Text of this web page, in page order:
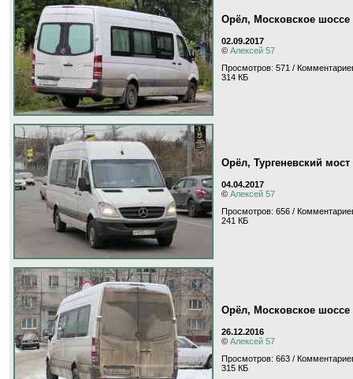
Орёл, Московское шоссе
02.09.2017
© Алексей 57
Просмотров: 571 /
314 КБ
Орёл, Тургеневский мост
04.04.2017
© Алексей 57
Просмотров: 656 /
241 КБ
Орёл, Московское шоссе
26.12.2016
© Алексей 57
Просмотров: 663 /
315 КБ